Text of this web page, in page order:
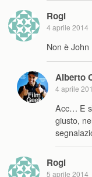
Rogi
4 aprile 2014
Non è
Alberto
4 aprile
Acc… E
giusto,
Rogi
5 aprile 2014